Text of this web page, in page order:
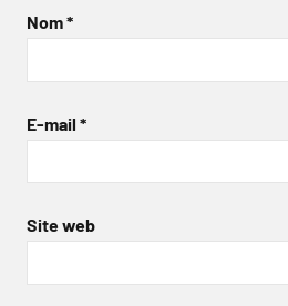
Nom*
E-mail *
Site web